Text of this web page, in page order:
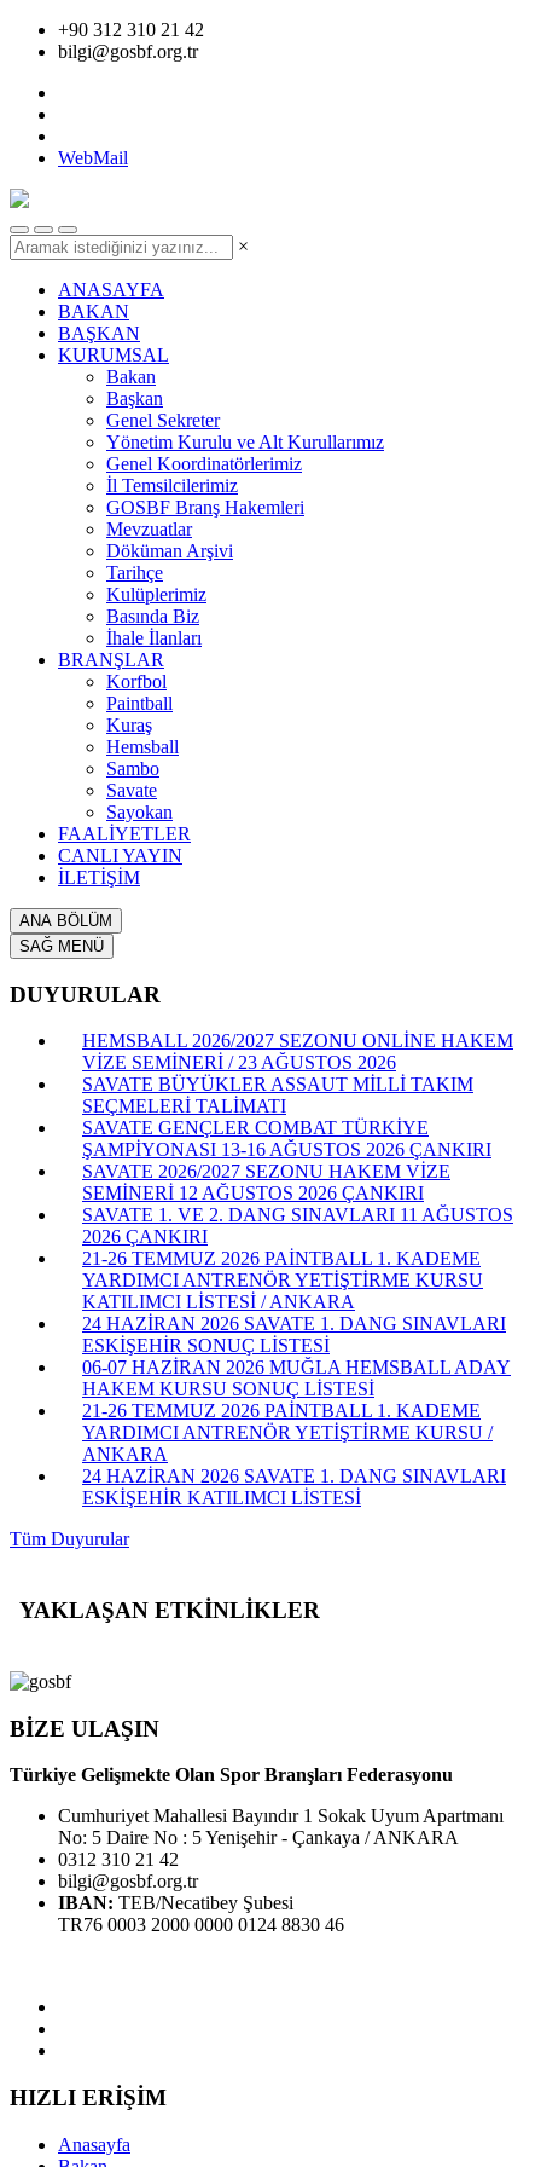
+90 312 310 21 42
bilgi@gosbf.org.tr
WebMail
×
ANASAYFA
BAKAN
BAŞKAN
KURUMSAL
Bakan
Başkan
Genel Sekreter
Yönetim Kurulu ve Alt Kurullarımız
Genel Koordinatörlerimiz
İl Temsilcilerimiz
GOSBF Branş Hakemleri
Mevzuatlar
Döküman Arşivi
Tarihçe
Kulüplerimiz
Basında Biz
İhale İlanları
BRANŞLAR
Korfbol
Paintball
Kuraş
Hemsball
Sambo
Savate
Sayokan
FAALİYETLER
CANLI YAYIN
İLETİŞİM
ANA BÖLÜM
SAĞ MENÜ
DUYURULAR
HEMSBALL 2026/2027 SEZONU ONLİNE HAKEM
VİZE SEMİNERİ / 23 AĞUSTOS 2026
SAVATE BÜYÜKLER ASSAUT MİLLİ TAKIM
SEÇMELERİ TALİMATI
SAVATE GENÇLER COMBAT TÜRKİYE
ŞAMPİYONASI 13-16 AĞUSTOS 2026 ÇANKIRI
SAVATE 2026/2027 SEZONU HAKEM VİZE
SEMİNERİ 12 AĞUSTOS 2026 ÇANKIRI
SAVATE 1. VE 2. DANG SINAVLARI 11 AĞUSTOS
2026 ÇANKIRI
21-26 TEMMUZ 2026 PAİNTBALL 1. KADEME
YARDIMCI ANTRENÖR YETİŞTİRME KURSU
KATILIMCI LİSTESİ / ANKARA
24 HAZİRAN 2026 SAVATE 1. DANG SINAVLARI
ESKİŞEHİR SONUÇ LİSTESİ
06-07 HAZİRAN 2026 MUĞLA HEMSBALL ADAY
HAKEM KURSU SONUÇ LİSTESİ
21-26 TEMMUZ 2026 PAİNTBALL 1. KADEME
YARDIMCI ANTRENÖR YETİŞTİRME KURSU /
ANKARA
24 HAZİRAN 2026 SAVATE 1. DANG SINAVLARI
ESKİŞEHİR KATILIMCI LİSTESİ
Tüm Duyurular
YAKLAŞAN ETKİNLİKLER
BİZE ULAŞIN
Türkiye Gelişmekte Olan Spor Branşları Federasyonu
Cumhuriyet Mahallesi Bayındır 1 Sokak Uyum Apartmanı
No: 5 Daire No : 5 Yenişehir - Çankaya / ANKARA
0312 310 21 42
bilgi@gosbf.org.tr
IBAN: TEB/Necatibey Şubesi
TR76 0003 2000 0000 0124 8830 46
HIZLI ERİŞİM
Anasayfa